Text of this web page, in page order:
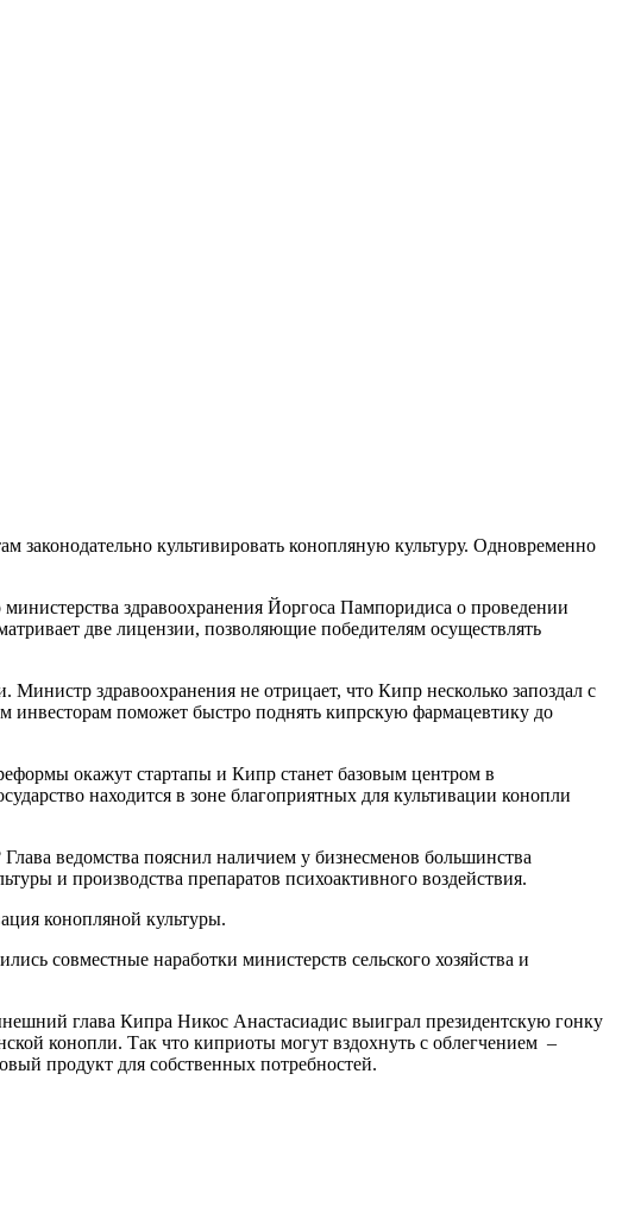
культивировать конопляную культуру. Одновременно
здравоохранения Йоргоса Пампоридиса о проведении
две лицензии, позволяющие победителям осуществлять
здравоохранения не отрицает, что Кипр несколько запоздал с
инвесторам поможет быстро поднять кипрскую фармацевтику до
окажут стартапы и Кипр станет базовым центром в
находится в зоне благоприятных для культивации конопли
ведомства пояснил наличием у бизнесменов большинства
и производства препаратов психоактивного воздействия.
конопляной культуры.
совместные наработки министерств сельского хозяйства и
глава Кипра Никос Анастасиадис выиграл президентскую гонку
конопли. Так что киприоты могут вздохнуть с облегчением –
продукт для собственных потребностей.